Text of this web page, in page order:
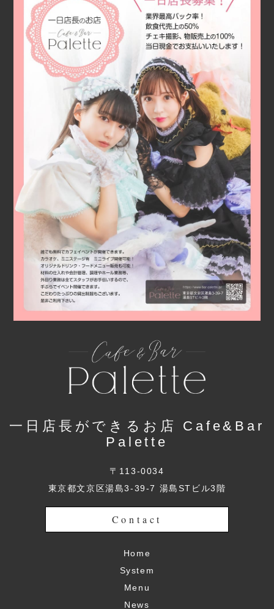
一日店長ができるお店 Cafe&Bar
Palette
〒113-0034
東京都文京区湯島3-39-7 湯島STビル3階
Contact
Home
System
Menu
News